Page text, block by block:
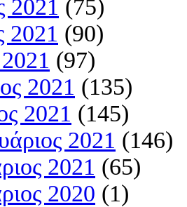
2021 (75)
2021 (90)
(97)
2021 (135)
2021 (145)
2021 (146)
2021 (65)
2020 (1)